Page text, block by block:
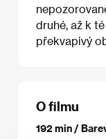
druhé, až k
překvapivý
O filmu
192 min /